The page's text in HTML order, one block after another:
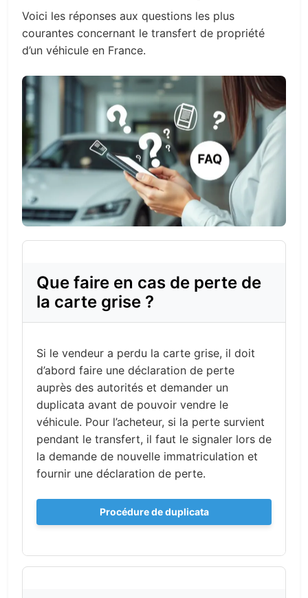
Voici les réponses aux questions les plus
courantes concernant le transfert de propriété
d’un véhicule en France.
Que faire en cas de perte de
la carte grise ?
Si le vendeur a perdu la carte grise, il doit
d’abord faire une déclaration de perte
auprès des autorités et demander un
duplicata avant de pouvoir vendre le
véhicule. Pour l’acheteur, si la perte survient
pendant le transfert, il faut le signaler lors de
la demande de nouvelle immatriculation et
fournir une déclaration de perte.
Procédure de duplicata